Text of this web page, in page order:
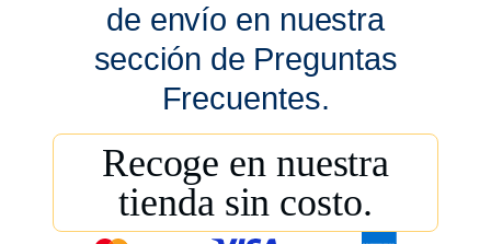
de envío en nuestra
sección de Preguntas
Frecuentes.
Recoge en nuestra
tienda sin costo.